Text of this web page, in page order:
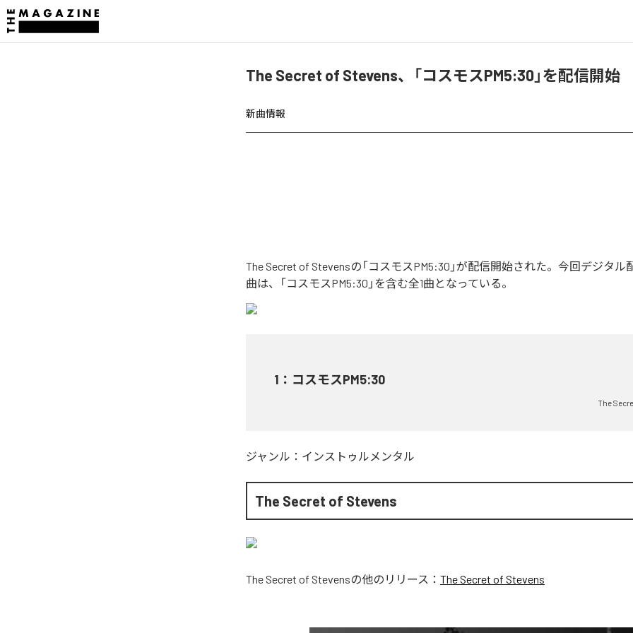
The Secret of Stevens、「コスモスPM5:30」を配信開始
新曲情報
The Secret of Stevensの「コスモスPM5:30」が配信開始された。今回デジタル
曲は、「コスモスPM5:30」を含む全1曲となっている。
1 ： コスモスPM5:30
The
ジャンル： インストゥルメンタル
The Secret of Stevens
The Secret of Stevensの他のリリース： The Secret of Stevens